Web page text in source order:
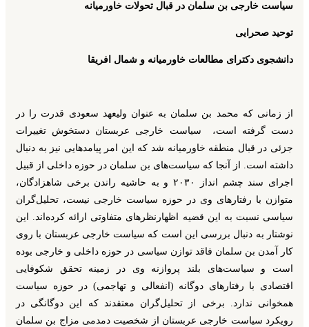
سیاست خارجی بن سلمان در قبال تحولات خاورمیانه
توحید صحرایی
دانشجوی دکترای مطالعات خاورمیانه و شمال افریقا
از زمانی که محمد بن سلمان به عنوان ولیعهد سعودی قدرت را در
دست گرفته است، سیاست خارجی عربستان دستخوش تغییرات
جزئی در قبال منطقه خاورمیانه شد که این امر پیامدهایی نیز به دنبال
داشته است. از آنجا که سیاست‌های بن سلمان در حوزه داخلی از قبیل
اجرای سند چشم انداز ۲۰۳۰ و به حاشیه راندن برخی شاهزادگان،
متوازن با رفتارهای وی در حوزه سیاست خارجی نیست، تحلیل‌گران
سیاسی نسبت به این قضیه اظهارنظرهای متفاوتی ارائه کرده‌اند. این
نوشتار به دنبال بررسی این است که سیاست خارجی عربستان با روی
کار آمدن بن سلمان فاقد توازن سیاسی در حوزه داخلی و خارجی بوده
است و سیاست‌های بلند پروازنه وی در زمینه تحقق شکوفایی
اقتصادی با رفتارهای دوگانه (انفعالی و تهاجمی) در حوزه سیاست
همخوانی ندارد. برخی از تحلیل‌گران معتقدند که این دوگانگی در
رویکرد سیاست خارجی عربستان از شخصیت دمدمی مزاج بن سلمان